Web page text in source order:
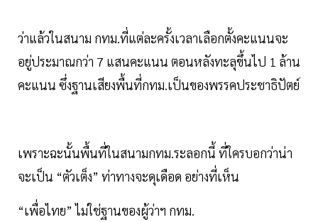
ว่าแล้วในสนาม กทม.ที่แต่ละครั้งเวลาเลือกตั้งคะแนนจะ
อยู่ประมาณกว่า 7 แสนคะแนน ตอนหลังทะลุขึ้นไป 1 ล้าน
คะแนน ซึ่งฐานเสียงพื้นที่กทม.เป็นของพรรคประชาธิปัตย์
เพราะฉะนั้นพื้นที่ในสนามกทม.ระลอกนี้ ที่ใครบอกว่าน่า
จะเป็น “ตัวเต็ง” ท่าทางจะดุเดือด อย่างที่เห็น
“เพื่อไทย” ไม่ใช่ฐานของผู้ว่าฯ กทม.